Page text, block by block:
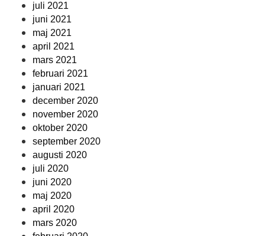
juli 2021
juni 2021
maj 2021
april 2021
mars 2021
februari 2021
januari 2021
december 2020
november 2020
oktober 2020
september 2020
augusti 2020
juli 2020
juni 2020
maj 2020
april 2020
mars 2020